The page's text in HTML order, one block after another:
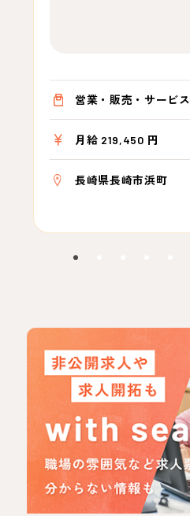
営業・販売・サービス
月給 219,450 円
長崎県長崎市浜町